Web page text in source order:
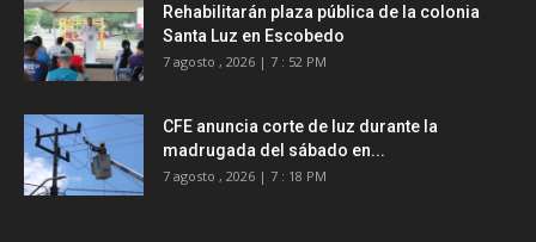
Rehabilitarán plaza pública de la colonia
Santa Luz en Escobedo
7 agosto , 2026 | 7 : 52 PM
CFE anuncia corte de luz durante la
madrugada del sábado en...
7 agosto , 2026 | 7 : 18 PM